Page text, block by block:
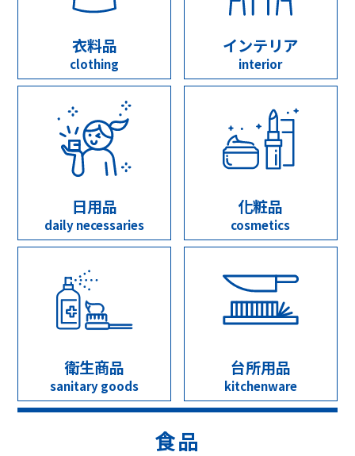
衣料品
clothing
インテリア
interior
日用品
daily necessaries
化粧品
cosmetics
衛生商品
sanitary goods
台所用品
kitchenware
食品